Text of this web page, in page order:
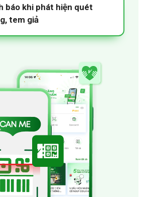
báo khi phát hiện quét
tem giả